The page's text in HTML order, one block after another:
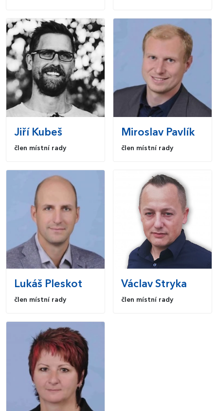
Jiří Kubeš
člen místní rady
Miroslav Pavlík
člen místní rady
Lukáš Pleskot
člen místní rady
Václav Stryka
člen místní rady